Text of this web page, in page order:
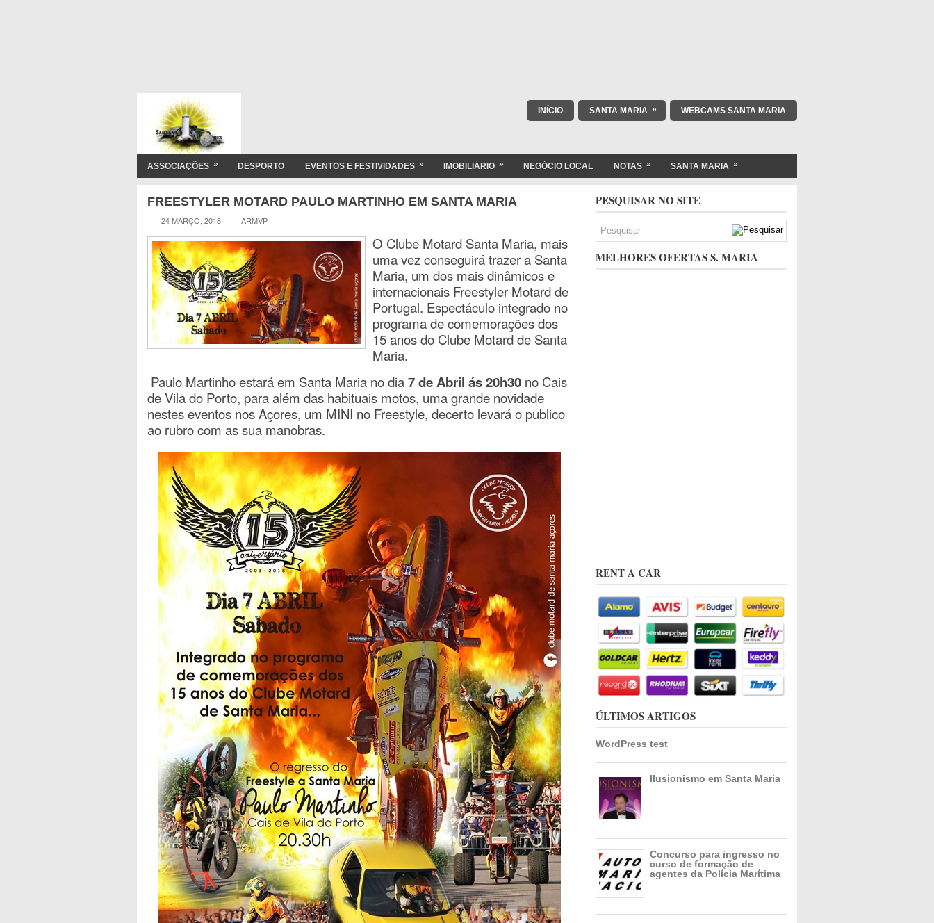
INÍCIO SANTA MARIA » WEBCAMS SANTA MARIA
ASSOCIAÇÕES » DESPORTO EVENTOS E FESTIVIDADES » IMOBILIÁRIO » NEGÓCIO LOCAL NOTAS » SANTA MARIA »
FREESTYLER MOTARD PAULO MARTINHO EM SANTA MARIA
24 MARÇO, 2018 ARMVP
O Clube Motard Santa Maria, mais
uma vez conseguirá trazer a Santa
Maria, um dos mais dinâmicos e
internacionais Freestyler Motard de
Portugal. Espectáculo integrado no
programa de comemorações dos
15 anos do Clube Motard de Santa
Maria.
Paulo Martinho estará em Santa Maria no dia7 de Abril ás 20h30 no Cais
de Vila do Porto, para além das habituais motos, uma grande novidade
nestes eventos nos Açores, um MINI no Freestyle, decerto levará o publico
ao rubro com as sua manobras.
PESQUISAR NO SITE
MELHORES OFERTAS S. MARIA
RENT A CAR
ÚLTIMOS ARTIGOS
WordPress test
Ilusionismo em Santa Maria
Concurso para ingresso no
curso de formação de
agentes da Polícia Marítima